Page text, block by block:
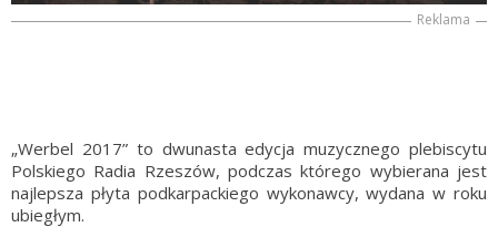
Reklama
„Werbel 2017” to dwunasta edycja muzycznego plebiscytu
Polskiego Radia Rzeszów, podczas którego wybierana jest
najlepsza płyta podkarpackiego wykonawcy, wydana w roku
ubiegłym.